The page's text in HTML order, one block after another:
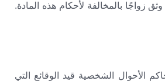
زواجًا بالمخالفة لأحكام هذه المادة.
الأحوال الشخصية قيد الوقائع التي